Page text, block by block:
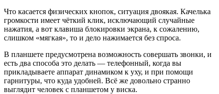
Что касается физических кнопок, ситуация двоякая. Качелька
громкости имеет чёткий клик, исключающий случайные
нажатия, а вот клавиша блокировки экрана, к сожалению,
слишком «мягкая», то и дело нажимается без спроса.
В планшете предусмотрена возможность совершать звонки, и
есть два способа это делать — телефонный, когда вы
прикладываете аппарат динамиком к уху, и при помощи
гарнитуры, что куда удобней. Всё же довольно странно
выглядит человек с планшетом у виска.